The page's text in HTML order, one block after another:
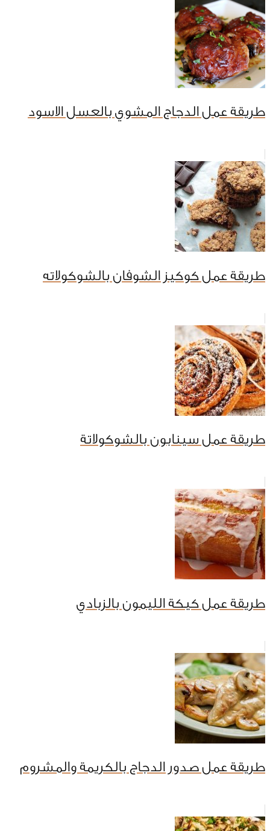
طريقة عمل الدجاج المشوي بالعسل الاسود
طريقة عمل كوكيز الشوفان بالشوكولاته
طريقة عمل سينابون بالشوكولاتة
طريقة عمل كيكة الليمون بالزبادي
طريقة عمل صدور الدجاج بالكريمة والمشروم